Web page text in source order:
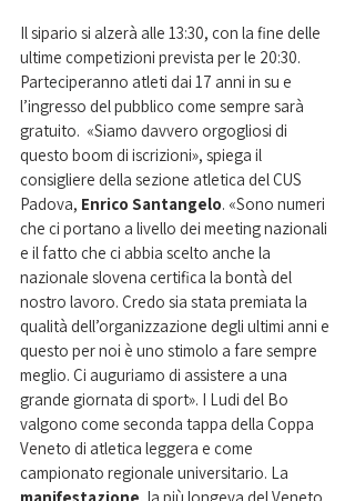
Il sipario si alzerà alle 13:30, con la fine delle
ultime competizioni prevista per le 20:30.
Parteciperanno atleti dai 17 anni in su e
l’ingresso del pubblico come sempre sarà
gratuito.  «Siamo davvero orgogliosi di
questo boom di iscrizioni», spiega il
consigliere della sezione atletica del CUS
Padova, Enrico Santangelo. «Sono numeri
che ci portano a livello dei meeting nazionali
e il fatto che ci abbia scelto anche la
nazionale slovena certifica la bontà del
nostro lavoro. Credo sia stata premiata la
qualità dell’organizzazione degli ultimi anni e
questo per noi è uno stimolo a fare sempre
meglio. Ci auguriamo di assistere a una
grande giornata di sport». I Ludi del Bo
valgono come seconda tappa della Coppa
Veneto di atletica leggera e come
campionato regionale universitario. La